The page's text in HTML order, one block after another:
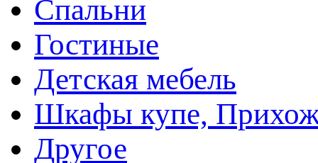
Спальни
Гостиные
Детская мебель
Шкафы купе,
Другое